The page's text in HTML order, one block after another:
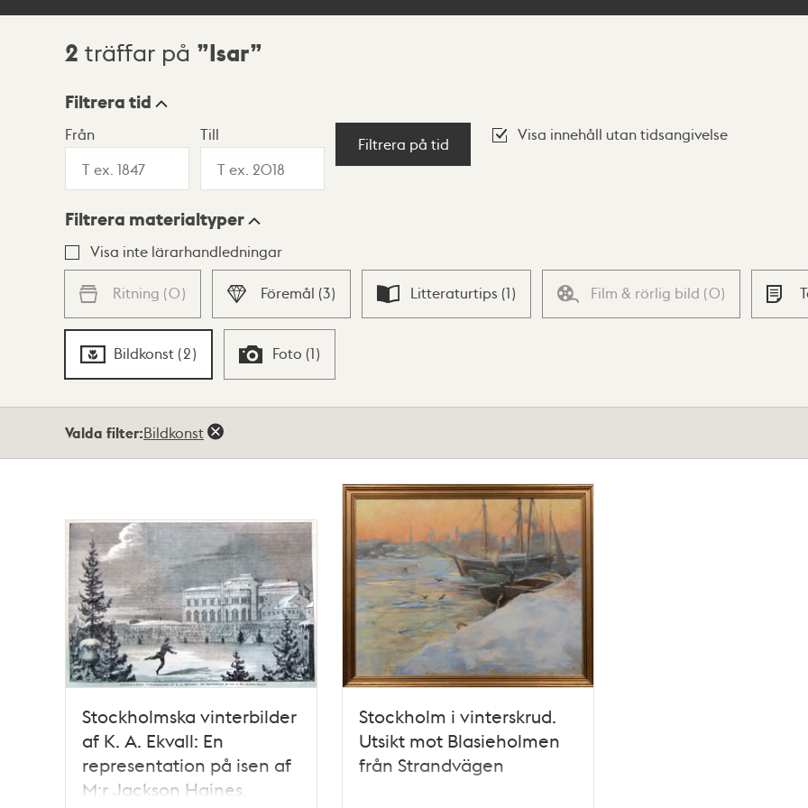
Sökresultat
2 träffar på Isar
Visningsläge
Lista Karta
Filtrera tid
Från Till
Filtrera på tid
Visa innehåll utan tidsangivelse
Filtrera materialtyper
Visa inte lärarhandledningar
Ritning (0) Föremål (3) Litteraturtips (1) Film & rörlig bild (0)
Bildkonst (2) Foto (1)
Valda filter:Bildkonst
Stockholmska vinterbilder
af K. A. Ekvall: En
representation på isen af
M:r Jackson Haines.
Stockholm i vinterskrud.
Utsikt mot Blasieholmen
från Strandvägen